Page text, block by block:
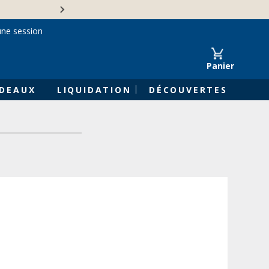
Panier
LIQUIDATION DÉCOUVERTES
session